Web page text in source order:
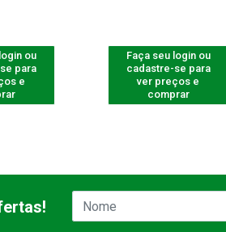
ou
para
e
Faça seu login ou
cadastre-se para
ver preços e
comprar